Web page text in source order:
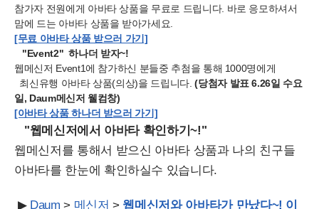
참가자 전원에게 아바타 상품을 무료로 드립니다. 바로 응모하셔서
맘에 드는 아바타 상품을 받아가세요.
[무료 아바타 상품 받으러 가기]
"Event2" 하나더 받자~!
웹메신저 Event1에 참가하신 분들중 추첨을 통해 1000명에게
최신유행 아바타 상품(의상)을 드립니다.(당첨자 발표 6.26일 수요
일, Daum메신저 웰컴창)
[아바타 상품 하나더 받으러 가기]
"웹메신저에서 아바타 확인하기~!"
웹메신저를 통해서 받으신 아바타 상품과 나의 친구들
아바타를 한눈에 확인하실수 있습니다.
▶ Daum > 메신저 > 웹메신저와 아바타가 만났다~! 이